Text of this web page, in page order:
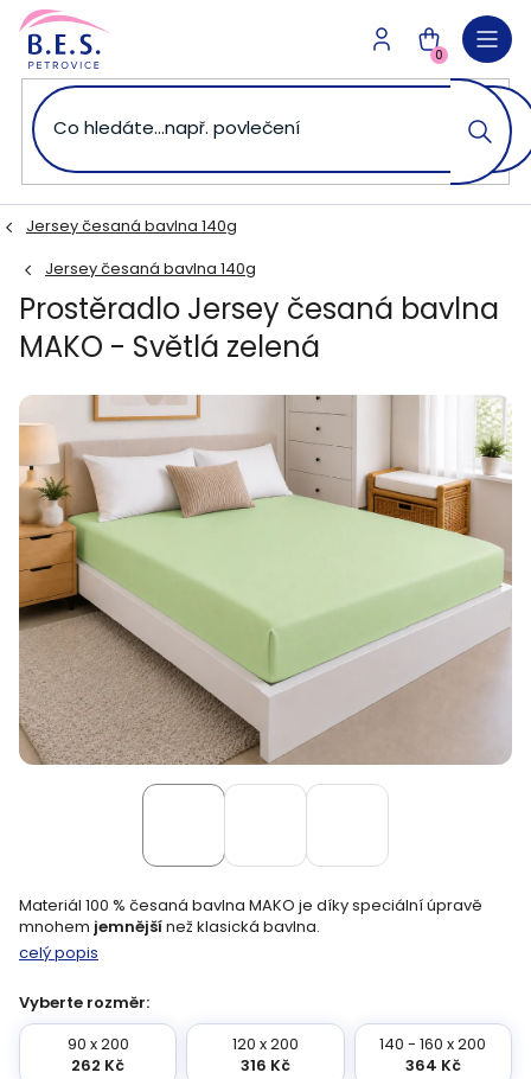
Přejít
obsah
NÁKUPNÍ
KOŠÍK
0
Jersey česaná bavlna 140g
Jersey česaná bavlna 140g
Prostěradlo Jersey česaná bavlna
MAKO - Světlá zelená
Vyberte rozměr:
90 x 200
262 Kč
120 x 200
316 Kč
140 - 160 x 200
364 Kč
Materiál 100 % česaná bavlna MAKO je díky speciální úpravě
mnohem jemnějšínež klasická bavlna.
celý popis